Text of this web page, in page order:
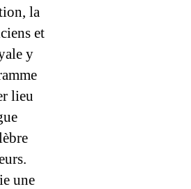
la
et
y
lieu
une